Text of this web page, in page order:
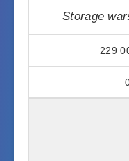
Storage
229